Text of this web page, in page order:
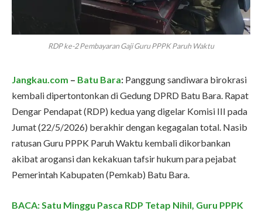
RDP ke-2 Pembayaran Gaji Guru PPPK Paruh Waktu
Jangkau.com – Batu Bara: Panggung sandiwara birokrasi
kembali dipertontonkan di Gedung DPRD Batu Bara. Rapat
Dengar Pendapat (RDP) kedua yang digelar Komisi III pada
Jumat (22/5/2026) berakhir dengan kegagalan total. Nasib
ratusan Guru PPPK Paruh Waktu kembali dikorbankan
akibat arogansi dan kekakuan tafsir hukum para pejabat
Pemerintah Kabupaten (Pemkab) Batu Bara.
BACA: Satu Minggu Pasca RDP Tetap Nihil, Guru PPPK